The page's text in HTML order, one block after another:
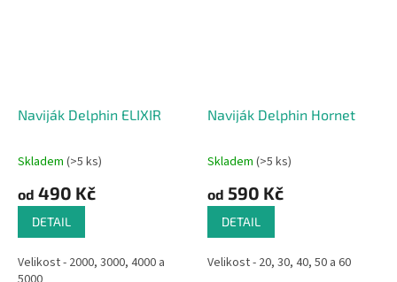
Naviják Delphin ELIXIR
Skladem (>5 ks)
od 490 Kč
DETAIL
Velikost - 2000, 3000, 4000 a
Naviják Delphin Hornet
Skladem (>5 ks)
od 590 Kč
DETAIL
Velikost - 20, 30, 40, 50 a 60